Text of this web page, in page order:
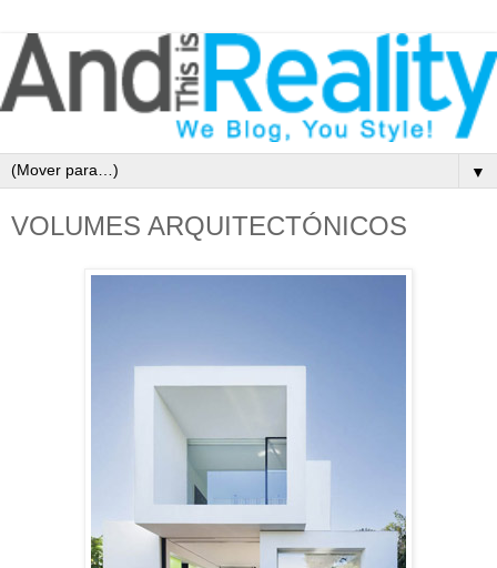
▼
VOLUMES ARQUITECTÓNICOS